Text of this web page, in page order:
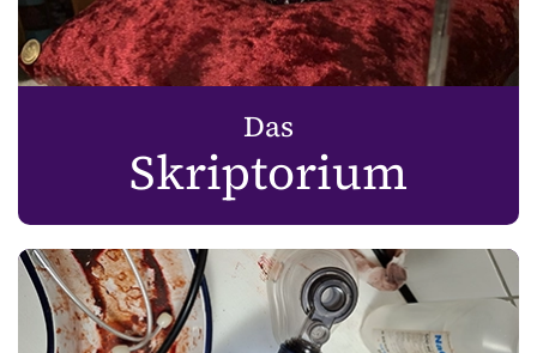
Das
Skriptorium